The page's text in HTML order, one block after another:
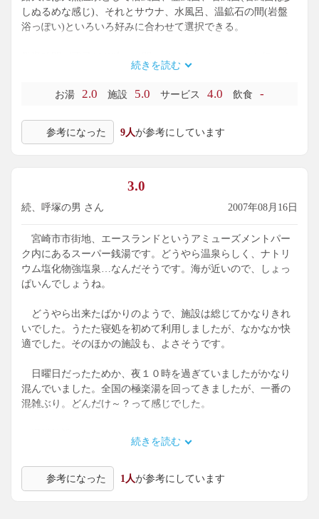
しぬるめな感じ)、それとサウナ、水風呂、温鉱石の間(岩盤
浴っぽい)といろいろ好みに合わせて選択できる。
安心感がある。立地と相まっていつ行っても人が多い印象。
初めて行ったのは日曜の23時頃だったがそれでも10数人は滞
在していた。翌日月曜というのになかなかの盛況ぶり。
洗い場は一人当たりのスペースが狭く真後ろの人のシャワー
が背中に当たることも有り。訪問した時の客層によって雰囲
で開いていて便利ということもあり、ちょくちょく利用して
います。
続きを読む
お湯 2.0 施設 5.0 サービス 4.0 飲食 -
参考になった 9人が参考にしています
3.0
続、呼塚の男 さん 2007年08月16日
宮崎市市街地、エースランドというアミューズメントパー
ク内にあるスーパー銭湯です。どうやら温泉らしく、ナトリ
ウム塩化物強塩泉…なんだそうです。海が近いので、しょっ
ぱいんでしょうね。
どうやら出来たばかりのようで、施設は総じてかなりきれ
いでした。うたた寝処を初めて利用しましたが、なかなか快
適でした。そのほかの施設も、よさそうです。
日曜日だったためか、夜１０時を過ぎていましたがかなり
混んでいました。全国の極楽湯を回ってきましたが、一番の
混雑ぶり。どんだけ～？って感じでした。
内風呂：自然の湯(内湯の温泉)、シェイプアップバス、電
気風呂、ジェットバス、タワーサウナ
続きを読む
参考になった 1人が参考にしています